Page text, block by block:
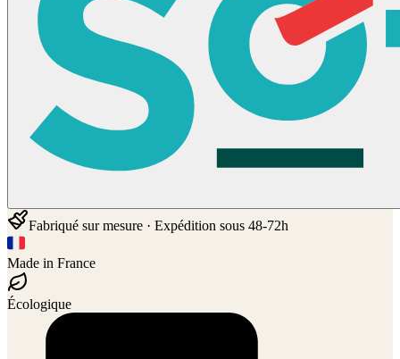
Fabriqué sur mesure · Expédition sous 48-72h
Made in France
Écologique